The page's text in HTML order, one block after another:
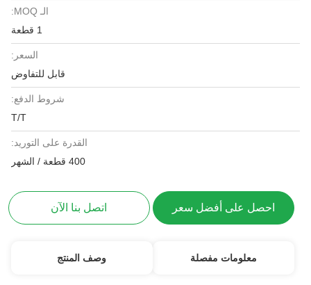
الـ MOQ:
1 قطعة
السعر:
قابل للتفاوض
شروط الدفع:
T/T
القدرة على التوريد:
400 قطعة / الشهر
احصل على أفضل سعر اتصل بنا الآن
معلومات مفصلة وصف المنتج